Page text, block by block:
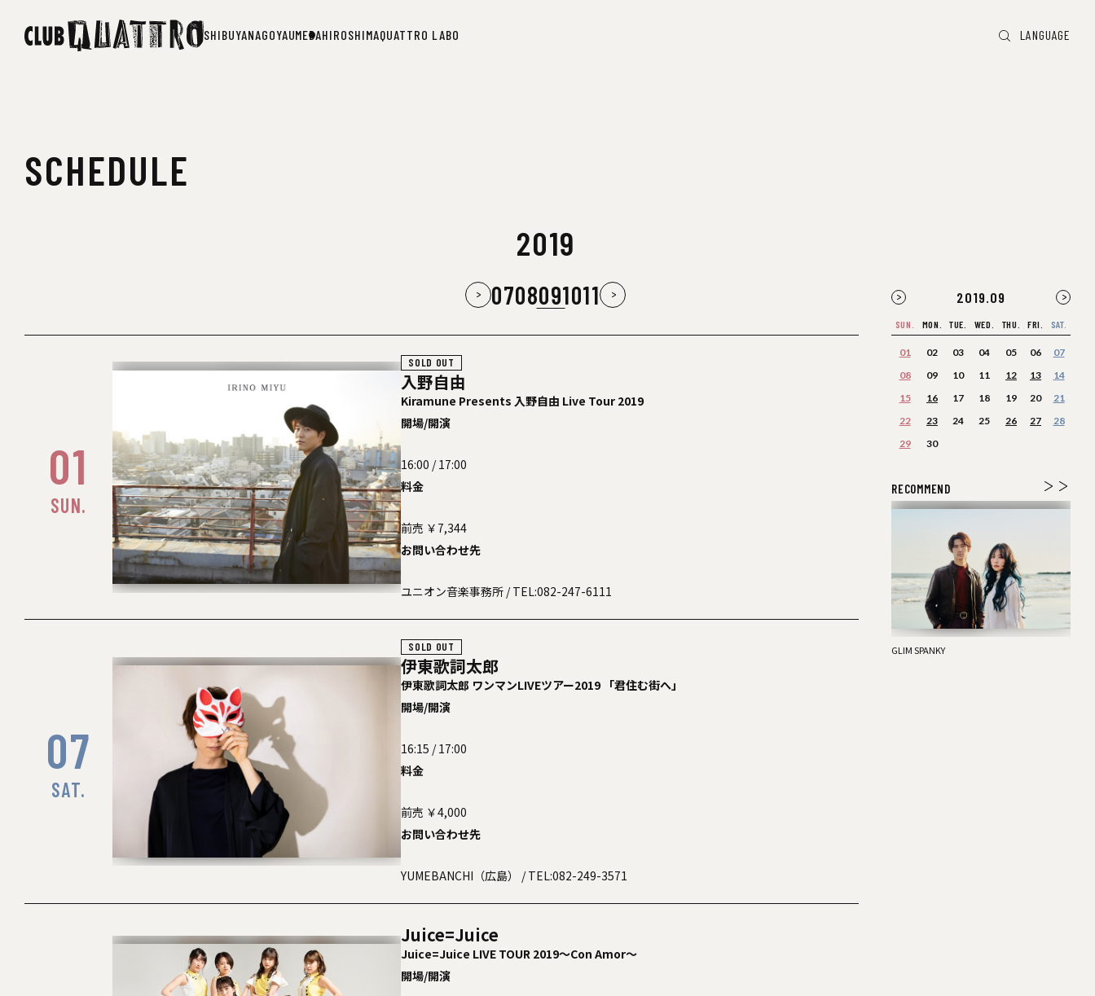
SHIBUYANAGOYAUMEDAHIROSHIMAQUATTRO LABO
LANGUAGE
SCHEDULE
2019
0708091011
01
SUN.
SOLD OUT
入野自由
Kiramune Presents 入野自由 Live Tour 2019
開場/開演
16:00 / 17:00
料金
前売 ￥7,344
お問い合わせ先
ユニオン音楽事務所 / TEL:082-247-6111
07
SAT.
SOLD OUT
伊東歌詞太郎
伊東歌詞太郎 ワンマンLIVEツアー2019 「君住む街へ」
開場/開演
16:15 / 17:00
料金
前売 ￥4,000
お問い合わせ先
YUMEBANCHI（広島） / TEL:082-249-3571
Juice=Juice
Juice=Juice LIVE TOUR 2019〜Con Amor〜
開場/開演
2019.09
SUN. MON. TUE. WED. THU. FRI. SAT.
01 02 03 04 05 06
07
08
09 10 11 12 13
14
15
16 17 18 19 20
21
22
23 24 25 26 27
28
29
30
RECOMMEND
LOVEBITES ハルニシオン